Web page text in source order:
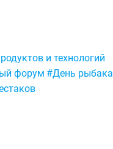
и технологий
форум #День рыбака